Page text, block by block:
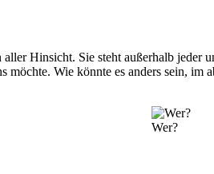
Hinsicht. Sie steht außerhalb
möchte. Wie könnte es anders sein, im
Wer?